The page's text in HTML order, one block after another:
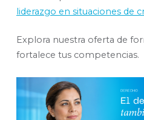
liderazgo en situaciones de
Explora nuestra oferta de
fortalece tus competencias.